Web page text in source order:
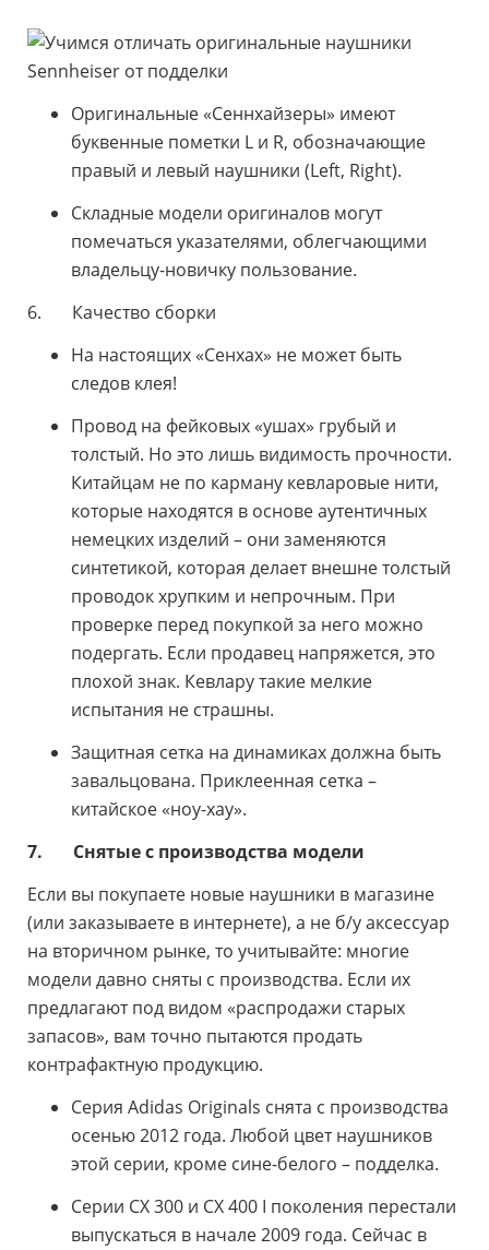
Оригинальные «Сеннхайзеры» имеют
буквенные пометки L и R, обозначающие
правый и левый наушники (Left, Right).
Складные модели оригиналов могут
помечаться указателями, облегчающими
владельцу-новичку пользование.
6. Качество сборки
На настоящих «Сенхах» не может быть
следов клея!
Провод на фейковых «ушах» грубый и
толстый. Но это лишь видимость прочности.
Китайцам не по карману кевларовые нити,
которые находятся в основе аутентичных
немецких изделий – они заменяются
синтетикой, которая делает внешне толстый
проводок хрупким и непрочным. При
проверке перед покупкой за него можно
подергать. Если продавец напряжется, это
плохой знак. Кевлару такие мелкие
испытания не страшны.
Защитная сетка на динамиках должна быть
завальцована. Приклеенная сетка –
китайское «ноу-хау».
7. Снятые с производства модели
Если вы покупаете новые наушники в магазине
(или заказываете в интернете), а не б/у аксессуар
на вторичном рынке, то учитывайте: многие
модели давно сняты с производства. Если их
предлагают под видом «распродажи старых
запасов», вам точно пытаются продать
контрафактную продукцию.
Серия Adidas Originals снята с производства
осенью 2012 года. Любой цвет наушников
этой серии, кроме сине-белого – подделка.
Серии CX 300 и CX 400 I поколения перестали
выпускаться в начале 2009 года. Сейчас в